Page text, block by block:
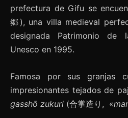
prefectura de Gifu se
郷), una villa medieval
designada Patrimonio de
Unesco en 1995.
Famosa por sus granjas
impresionantes tejados de
gasshō zukuri (合掌造り, «